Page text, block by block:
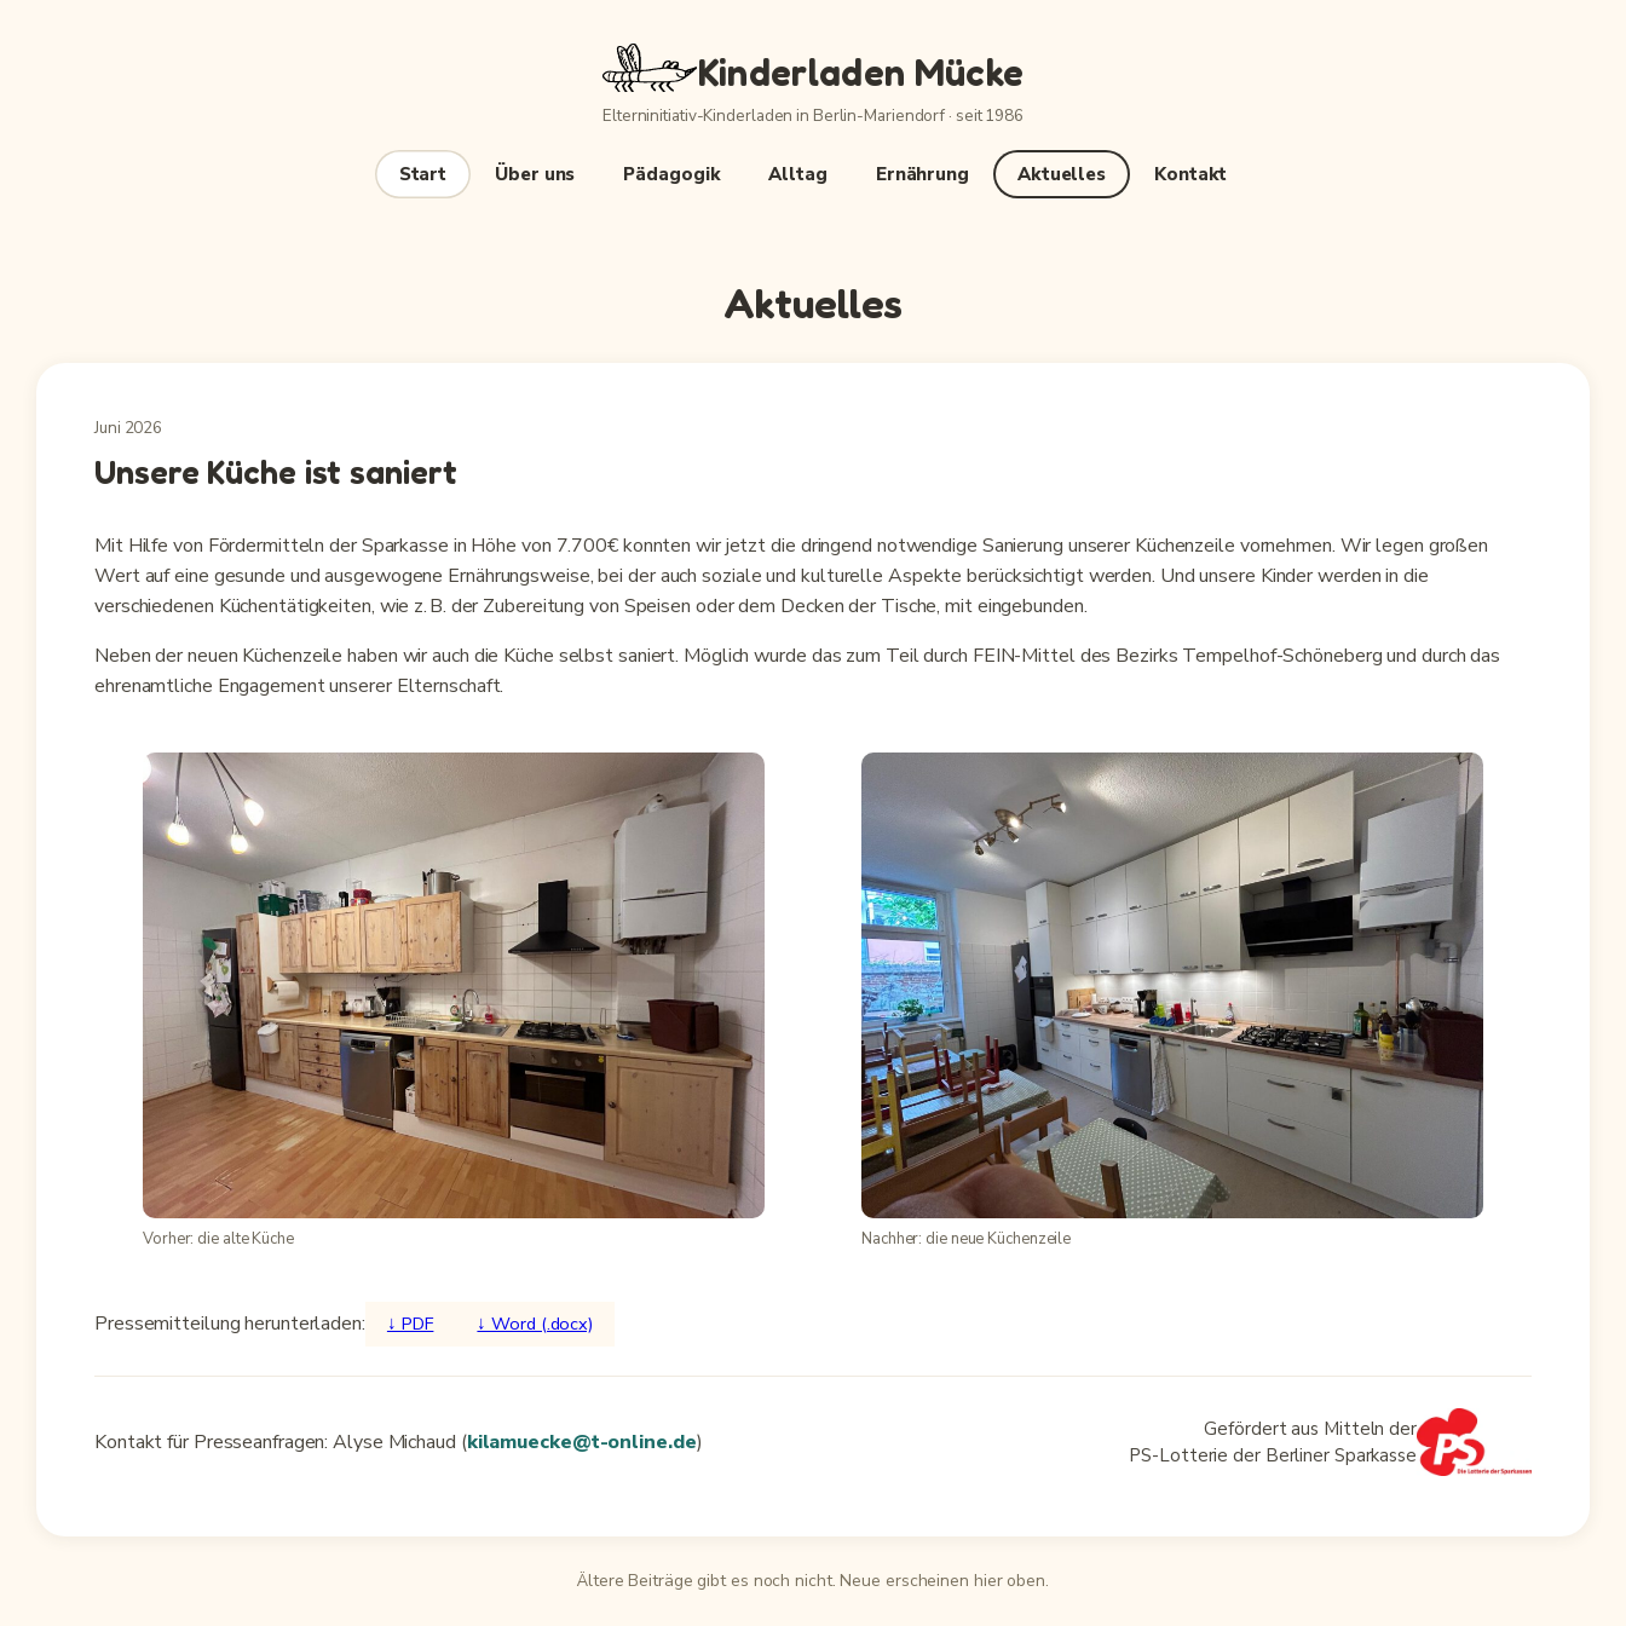
Kinderladen Mücke
Elterninitiativ-Kinderladen in Berlin-Mariendorf · seit 1986
Start Über uns Pädagogik Alltag Ernährung Aktuelles Kontakt
Aktuelles
Juni 2026
Unsere Küche ist saniert
Mit Hilfe von Fördermitteln der Sparkasse in Höhe von 7.700€ konnten wir jetzt die dringend notwendige Sanierung unserer Küchenzeile vornehmen. Wir legen großen
Wert auf eine gesunde und ausgewogene Ernährungsweise, bei der auch soziale und kulturelle Aspekte berücksichtigt werden. Und unsere Kinder werden in die
verschiedenen Küchentätigkeiten, wie z. B. der Zubereitung von Speisen oder dem Decken der Tische, mit eingebunden.
Neben der neuen Küchenzeile haben wir auch die Küche selbst saniert. Möglich wurde das zum Teil durch FEIN-Mittel des Bezirks Tempelhof-Schöneberg und durch das
ehrenamtliche Engagement unserer Elternschaft.
Vorher: die alte Küche Nachher: die neue Küchenzeile
Pressemitteilung herunterladen: ↓ PDF ↓ Word (.docx)
Kontakt für Presseanfragen: Alyse Michaud (kilamuecke@t-online.de)
Gefördert aus Mitteln der
PS-Lotterie der Berliner Sparkasse
Ältere Beiträge gibt es noch nicht. Neue erscheinen hier oben.